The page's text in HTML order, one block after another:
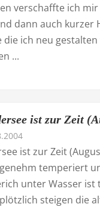
verschaffte ich
dann auch kurzer
die ich neu
...
ist zur Zeit
ist zur Zeit
temperiert
unter Wasser
steigen die